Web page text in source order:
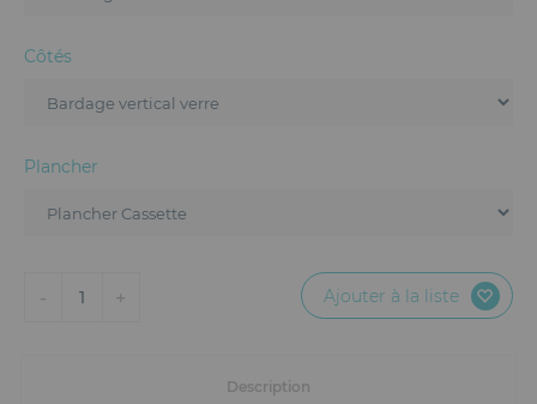
Textile et Goodies
Côtés
Plancher
- 1 + Ajouter à la liste
Description